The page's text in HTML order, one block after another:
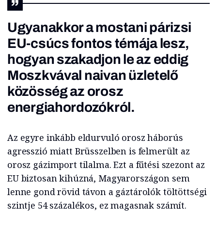
Ugyanakkor a mostani párizsi
EU-csúcs fontos témája lesz,
hogyan szakadjon le az eddig
Moszkvával naivan üzletelő
közösség az orosz
energiahordozókról.
Az egyre inkább eldurvuló orosz háborús
agresszió miatt Brüsszelben is felmerült az
orosz gázimport tilalma. Ezt a fűtési szezont az
EU biztosan kihúzná, Magyarországon sem
lenne gond rövid távon a gáztárolók töltöttségi
szintje 54 százalékos, ez magasnak számít.